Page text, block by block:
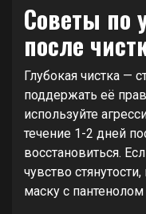
Советы по
после
Глубокая чистка —
поддержать её
используйте
течение 1-2 дней
восстановиться.
чувство
маску с